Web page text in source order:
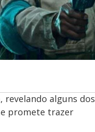
revelando alguns dos
promete trazer